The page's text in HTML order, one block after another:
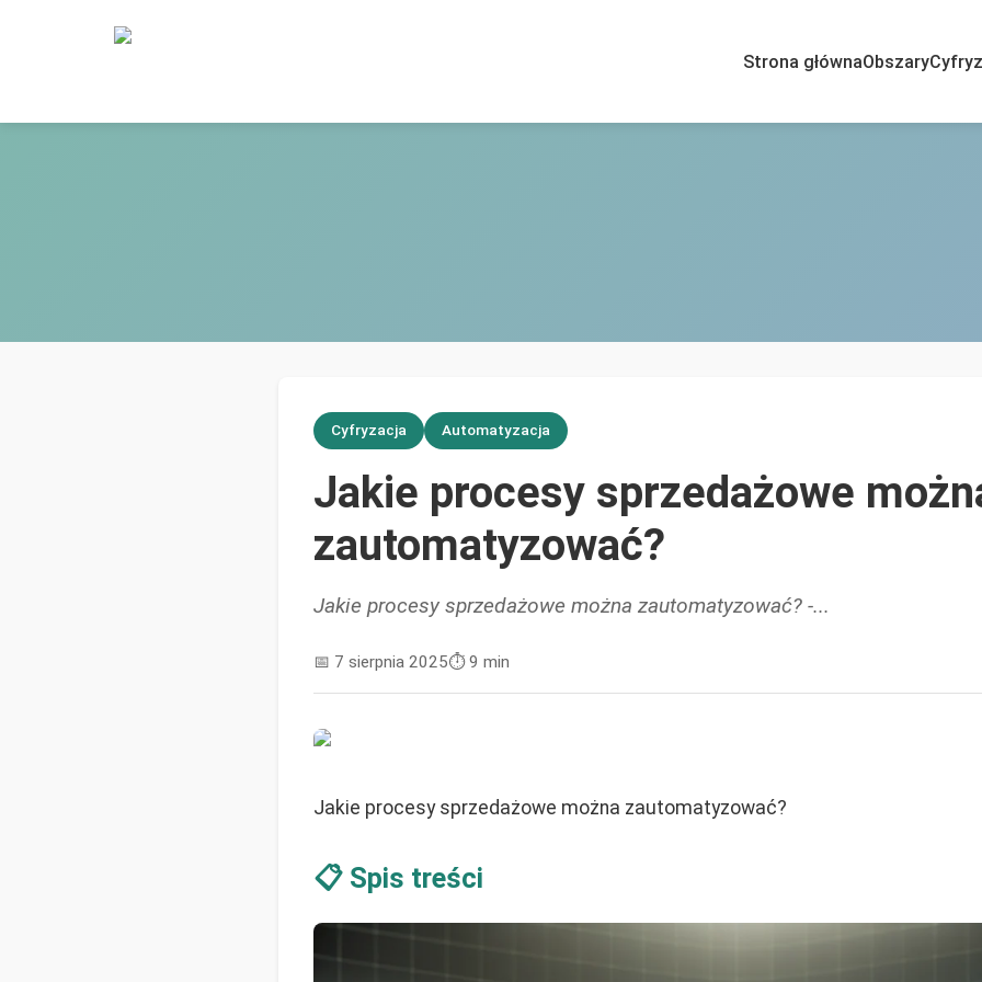
Strona głównaObszary
Cyfryzacja Automatyzacja
Jakie procesy sprzedażowe
zautomatyzować?
Jakie procesy sprzedażowe można zautomatyzować? -...
📅 7 sierpnia 2025⏱️9 min
Jakie procesy sprzedażowe można zautomatyzować?
📋 Spis treści